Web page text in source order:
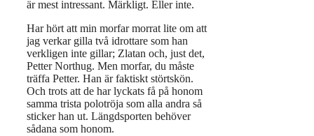
är mest intressant. Märkligt. Eller inte.
Har hört att min morfar morrat lite om att
jag verkar gilla två idrottare som han
verkligen inte gillar; Zlatan och, just det,
Petter Northug. Men morfar, du måste
träffa Petter. Han är faktiskt störtskön.
Och trots att de har lyckats få på honom
samma trista polotröja som alla andra så
sticker han ut. Längdsporten behöver
sådana som honom.